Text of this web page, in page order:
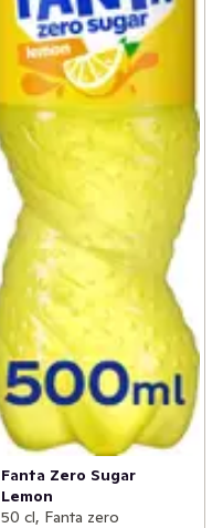
Fanta Zero Sugar
Lemon
50 cl, Fanta zero